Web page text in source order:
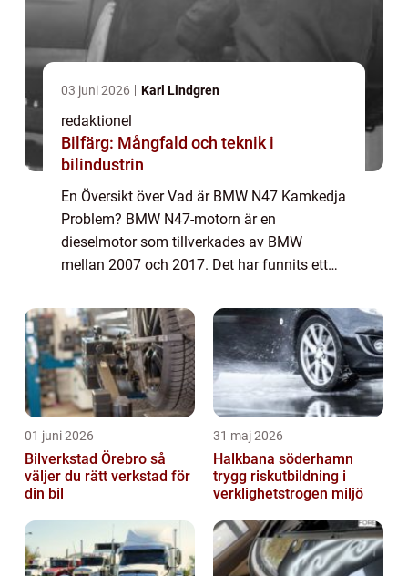
03 juni 2026 Karl Lindgren
redaktionel
Bilfärg: Mångfald och teknik i
bilindustrin
En Översikt över Vad är BMW N47 Kamkedja
Problem? BMW N47-motorn är en
dieselmotor som tillverkades av BMW
mellan 2007 och 2017. Det har funnits ett
motorer, vilket har orsakat en hel del
bekymmer för ägare av dessa...
01 juni 2026
Bilverkstad Örebro så
väljer du rätt verkstad för
din bil
31 maj 2026
Halkbana söderhamn
trygg riskutbildning i
verklighetstrogen miljö